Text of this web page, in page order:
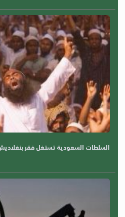
السلطات السعودية تستغل فقر بنغلاديش